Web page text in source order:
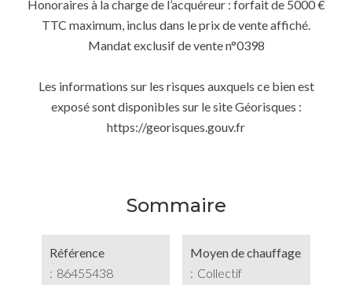
Honoraires à la charge de l’acquéreur : forfait de 5000 €
TTC maximum, inclus dans le prix de vente affiché.
Mandat exclusif de vente n°0398
Les informations sur les risques auxquels ce bien est
exposé sont disponibles sur le site Géorisques :
https://georisques.gouv.fr
Sommaire
Référence
86455438
Moyen de chauffage
Collectif